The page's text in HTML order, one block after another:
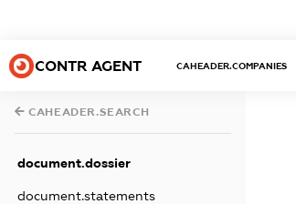
CONTR AGENT CAHEADER.COMPANIES
CAHEADER.SEARCH
document.dossier
document.statements